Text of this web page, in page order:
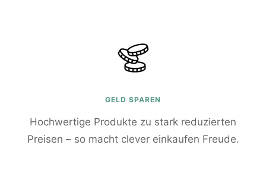
GELD SPAREN
Hochwertige Produkte zu stark reduzierten
Preisen – so macht clever einkaufen Freude.